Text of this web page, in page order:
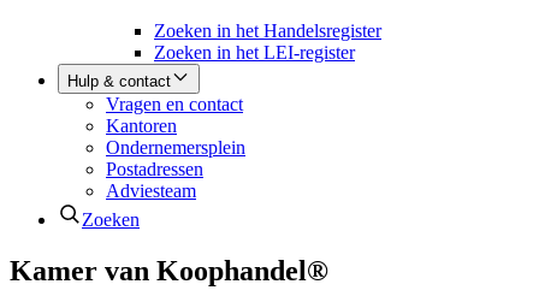
Zoeken in het Handelsregister
Zoeken in het LEI-register
Hulp & contact
Vragen en contact
Kantoren
Ondernemersplein
Postadressen
Adviesteam
Zoeken
Kamer van Koophandel®